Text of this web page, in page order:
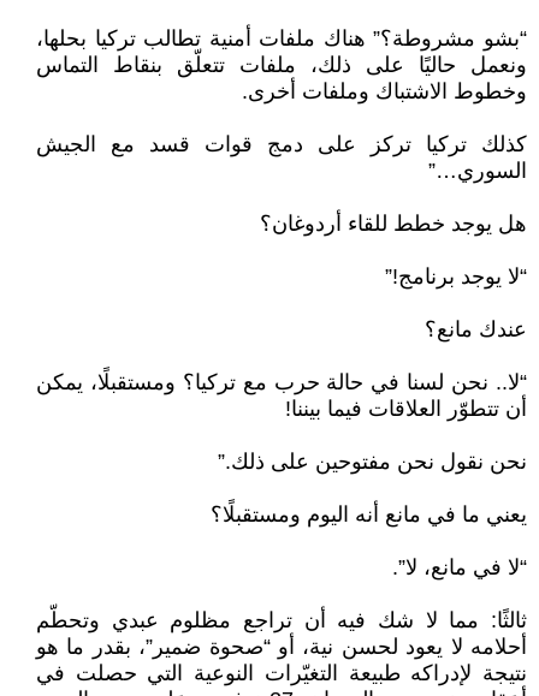
“بشو مشروطة؟” هناك ملفات أمنية تطالب تركيا بحلها،
ونعمل حاليًا على ذلك، ملفات تتعلّق بنقاط التماس
وخطوط الاشتباك وملفات أخرى.
كذلك تركيا تركز على دمج قوات قسد مع الجيش
السوري…”
هل يوجد خطط للقاء أردوغان؟
“لا يوجد برنامج!”
عندك مانع؟
“لا.. نحن لسنا في حالة حرب مع تركيا؟ ومستقبلًا، يمكن
أن تتطوّر العلاقات فيما بيننا!
نحن نقول نحن مفتوحين على ذلك.”
يعني ما في مانع أنه اليوم ومستقبلًا؟
“لا في مانع، لا”.
ثالثًا: مما لا شك فيه أن تراجع مظلوم عبدي وتحطّم
أحلامه لا يعود لحسن نية، أو “صحوة ضمير”، بقدر ما هو
نتيجة لإدراكه طبيعة التغيّرات النوعية التي حصلت في